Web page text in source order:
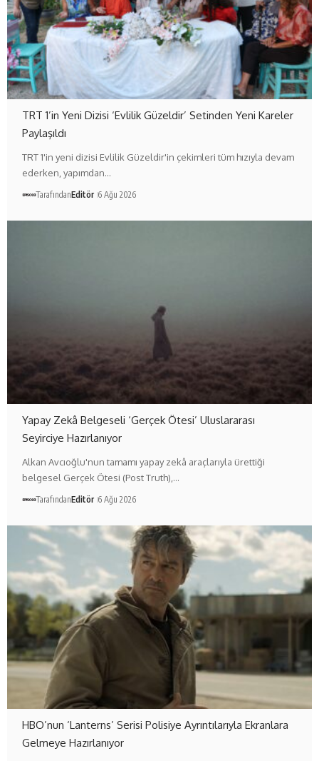
TRT 1’in Yeni Dizisi ‘Evlilik Güzeldir’ Setinden Yeni Kareler
Paylaşıldı
TRT 1'in yeni dizisi Evlilik Güzeldir'in çekimleri tüm hızıyla devam
ederken, yapımdan…
TarafındanEditör 6 Ağu 2026
Yapay Zekâ Belgeseli ‘Gerçek Ötesi’ Uluslararası
Seyirciye Hazırlanıyor
Alkan Avcıoğlu'nun tamamı yapay zekâ araçlarıyla ürettiği
belgesel Gerçek Ötesi (Post Truth),…
TarafındanEditör 6 Ağu 2026
HBO’nun ‘Lanterns’ Serisi Polisiye Ayrıntılarıyla Ekranlara
Gelmeye Hazırlanıyor